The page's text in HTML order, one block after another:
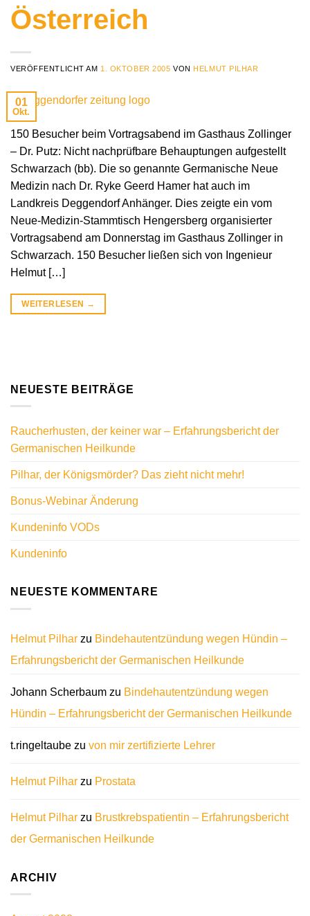
Österreich
VERÖFFENTLICHT AM 1. OKTOBER 2005 VON HELMUT PILHAR
01
Okt.
150 Besucher beim Vortragsabend im Gasthaus Zollinger
– Dr. Putz: Nicht nachprüfbare Behauptungen aufgestellt
Schwarzach (bb). Die so genannte Germanische Neue
Medizin nach Dr. Ryke Geerd Hamer hat auch im
Landkreis Deggendorf Anhänger. Dies zeigte ein vom
Neue-Medizin-Stammtisch Hengersberg organisierter
Vortragsabend am Donnerstag im Gasthaus Zollinger in
Schwarzach. 150 Besucher ließen sich von Ingenieur
Helmut […]
WEITERLESEN →
NEUESTE BEITRÄGE
Raucherhusten, der keiner war – Erfahrungsbericht der
Germanischen Heilkunde
Pilhar, der Königsmörder? Das zieht nicht mehr!
Bonus-Webinar Änderung
Kundeninfo VODs
Kundeninfo
NEUESTE KOMMENTARE
Helmut Pilhar zu Bindehautentzündung wegen Hündin –
Erfahrungsbericht der Germanischen Heilkunde
Johann Scherbaum zu Bindehautentzündung wegen
Hündin – Erfahrungsbericht der Germanischen Heilkunde
t.ringeltaube zu von mir zertifizierte Lehrer
Helmut Pilhar zu Prostata
Helmut Pilhar zu Brustkrebspatientin – Erfahrungsbericht
der Germanischen Heilkunde
ARCHIV